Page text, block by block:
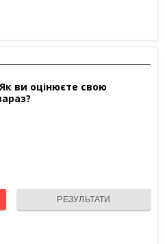
ви оцінюєте свою
РЕЗУЛЬТАТИ